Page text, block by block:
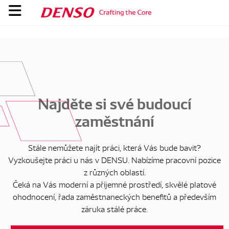
Najděte si své budoucí
zaměstnání
Stále nemůžete najít práci, která Vás bude bavit?
Vyzkoušejte práci u nás v DENSU. Nabízíme pracovní pozice
z různých oblastí.
Čeká na Vás moderní a příjemné prostředí, skvělé platové
ohodnocení, řada zaměstnaneckých benefitů a především
záruka stálé práce.